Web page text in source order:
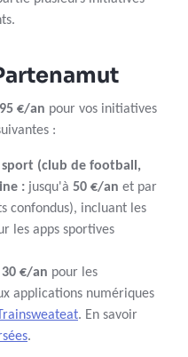
€/an pour vos initiatives
:
(club de football,
: jusqu'à 50 €/an et par
confondus), incluant les
les apps sportives
30 €/an pour les
applications numériques
Trainsweateat. En savoir
.